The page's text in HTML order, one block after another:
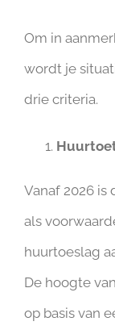
Om in
wordt je
drie criteria.
Vanaf 2026
als
huurtoeslag
De hoogte
op basis van